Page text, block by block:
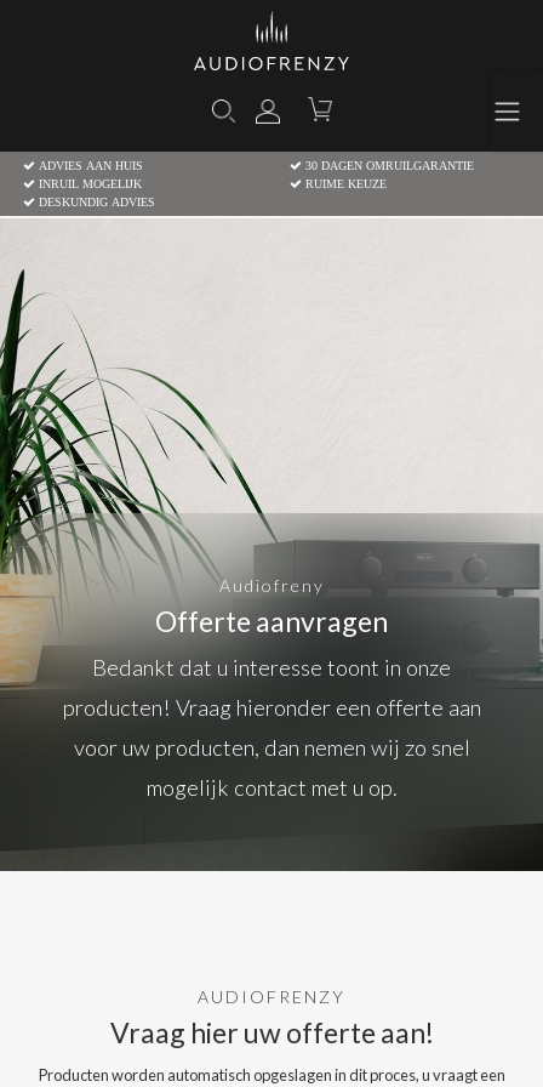
ADVIES AAN HUIS
30 DAGEN OMRUILGARANTIE
INRUIL MOGELIJK
RUIME KEUZE
DESKUNDIG ADVIES
Audiofreny
Offerte aanvragen
Bedankt dat u interesse toont in onze
producten! Vraag hieronder een offerte aan
voor uw producten, dan nemen wij zo snel
mogelijk contact met u op.
AUDIOFRENZY
Vraag hier uw offerte aan!
Producten worden automatisch opgeslagen in dit proces, u vraagt een